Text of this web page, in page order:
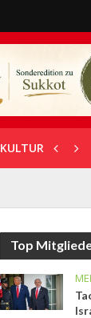
KULTUR
Top